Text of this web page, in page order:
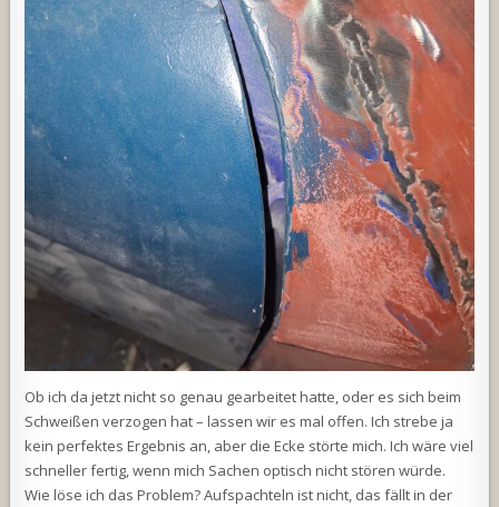
Ob ich da jetzt nicht so genau gearbeitet hatte, oder es sich beim
Schweißen verzogen hat – lassen wir es mal offen. Ich strebe ja
kein perfektes Ergebnis an, aber die Ecke störte mich. Ich wäre viel
schneller fertig, wenn mich Sachen optisch nicht stören würde.
Wie löse ich das Problem? Aufspachteln ist nicht, das fällt in der